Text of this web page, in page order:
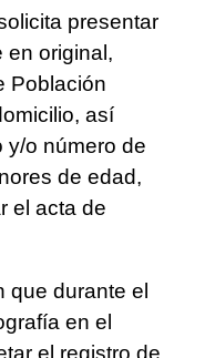
presentar
en original,
Población
así
y/o número de
de edad,
el acta de
que durante el
en el
el registro de